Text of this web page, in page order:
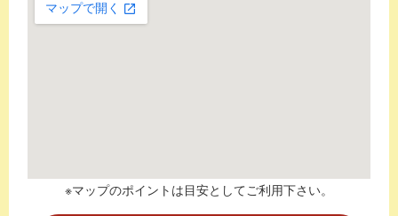
※マップのポイントは目安としてご利用下さい。